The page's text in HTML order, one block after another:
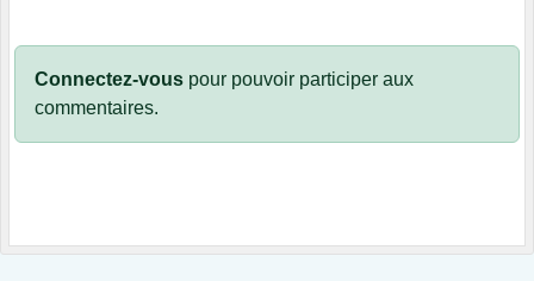
Connectez-vous pour pouvoir participer aux
commentaires.